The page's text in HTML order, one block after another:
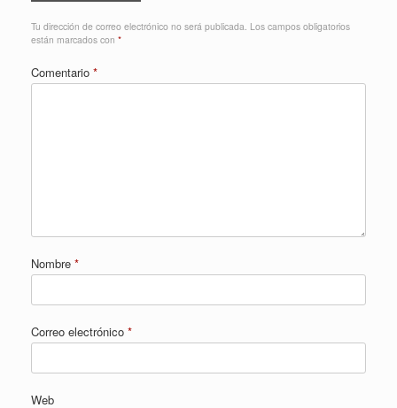
Tu dirección de correo electrónico no será publicada. Los campos obligatorios
están marcados con *
Comentario *
Nombre *
Correo electrónico *
Web